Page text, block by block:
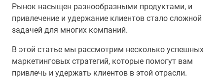
Рынок насыщен разнообразными продуктами, и
привлечение и удержание клиентов стало сложной
задачей для многих компаний.
В этой статье мы рассмотрим несколько успешных
маркетинговых стратегий, которые помогут вам
привлечь и удержать клиентов в этой отрасли.